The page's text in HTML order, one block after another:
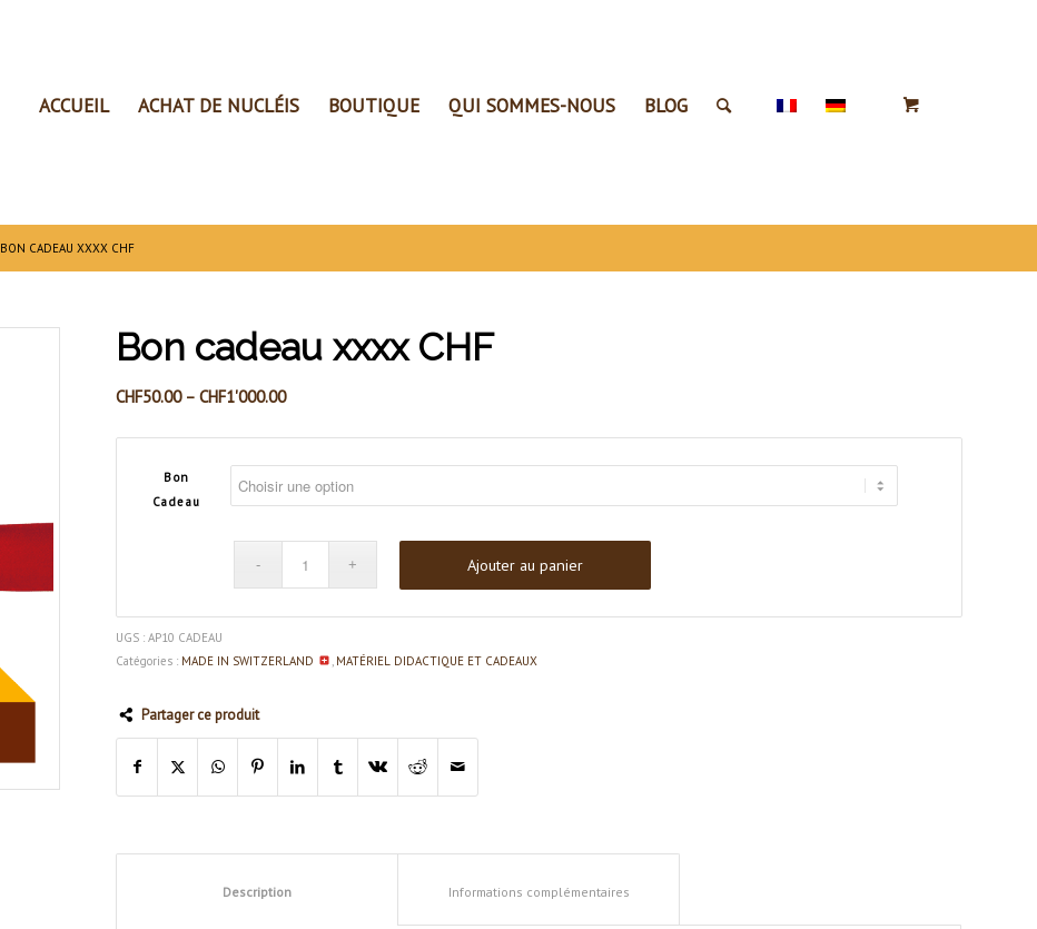
ACCUEIL ACHAT DE NUCLÉIS BOUTIQUE QUI SOMMES-NOUS BLOG
BON CADEAU XXXX CHF
Bon cadeau xxxx CHF
CHF50.00–CHF1'000.00
Bon
Cadeau
Ajouter au panier
UGS :AP10 CADEAU
Catégories : MADE IN SWITZERLAND , MATÉRIEL DIDACTIQUE ET CADEAUX
Partager ce produit
Description Informations complémentaires